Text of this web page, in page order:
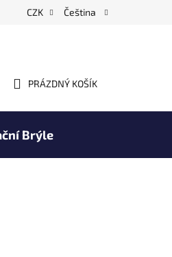
CZK Čeština
NÁKUPNÍ
PRÁZDNÝ KOŠÍK
Brýle